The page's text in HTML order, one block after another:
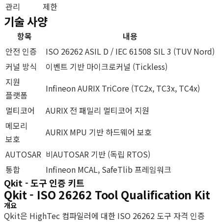
관리
제한
기술 사양
항목
내용
안전 인증
ISO 26262 ASIL D / IEC 61508 SIL 3 (TUV Nord)
커널 방식
이벤트 기반 마이크로커널 (Tickless)
지원
플랫폼
Infineon AURIX TriCore (TC2x, TC3x, TC4x)
멀티코어
AURIX 전 패밀리 멀티코어 지원
메모리
보호
AURIX MPU 기반 하드웨어 보호
AUTOSAR 비AUTOSAR 기반 (독립 RTOS)
통합
Infineon MCAL, SafeTlib 프레임워크
Qkit - 도구 인증 키트
Qkit - ISO 26262 Tool Qualification Kit
개요
Qkit은 HighTec 컴파일러에 대한 ISO 26262 도구 자격 인증